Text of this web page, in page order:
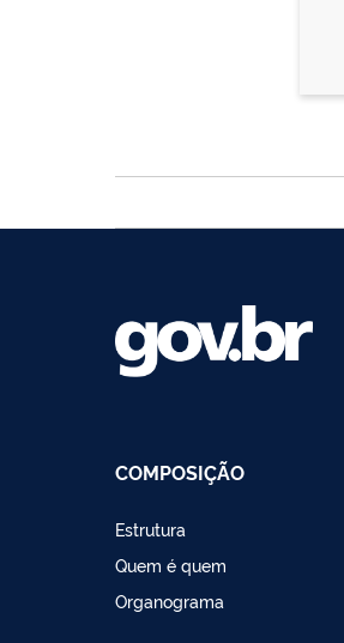
COMPOSIÇÃO
Estrutura
Quem é quem
Organograma